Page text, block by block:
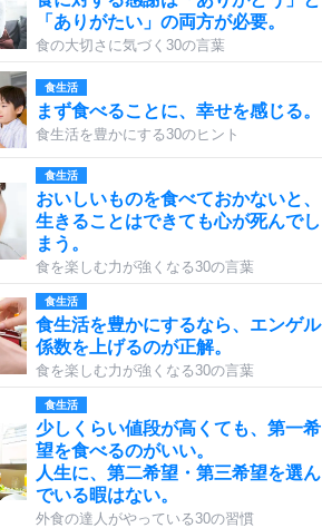
「ありがたい」の両方が必要。
食の大切さに気づく30の言葉
食生活
まず食べることに、幸せを感じる。
食生活を豊かにする30のヒント
食生活
おいしいものを食べておかないと、
生きることはできても心が死んでし
まう。
食を楽しむ力が強くなる30の言葉
食生活
食生活を豊かにするなら、エンゲル
係数を上げるのが正解。
食を楽しむ力が強くなる30の言葉
食生活
少しくらい値段が高くても、第一希
望を食べるのがいい。
人生に、第二希望・第三希望を選ん
でいる暇はない。
外食の達人がやっている30の習慣